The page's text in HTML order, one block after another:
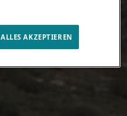
ALLES AKZEPTIEREN